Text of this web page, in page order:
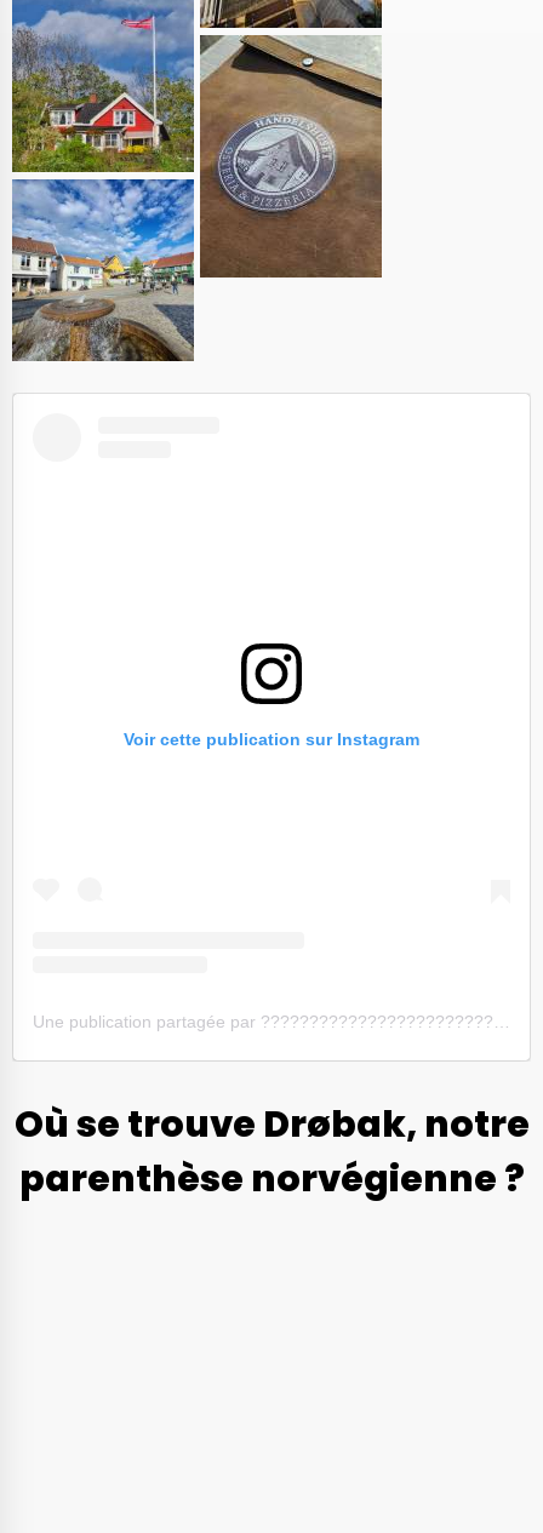
Voir cette publication sur Instagram
Où se trouve Drøbak, notre
parenthèse norvégienne ?